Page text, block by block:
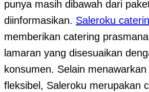
punya masih dibawah dari
diinformasikan. Saleroku
memberikan catering
lamaran yang disesuaikan
konsumen. Selain
fleksibel, Saleroku merupakan